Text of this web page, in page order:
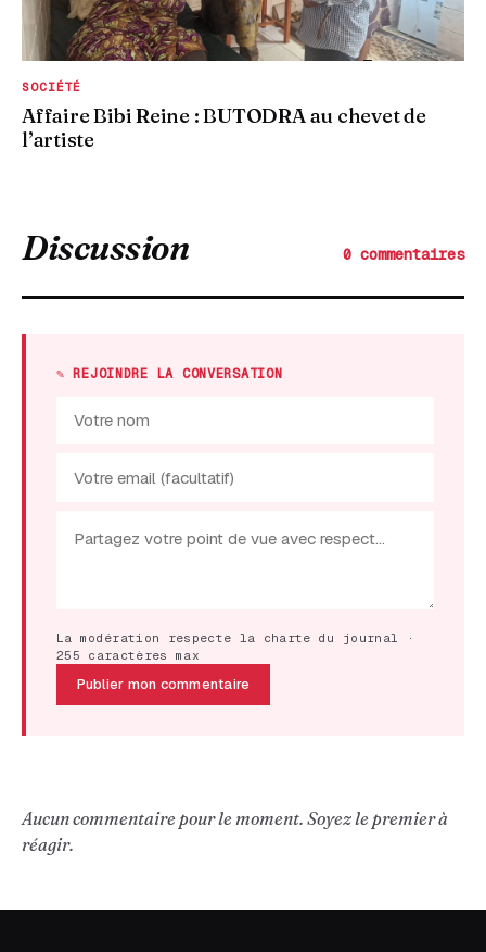
SOCIÉTÉ
Affaire Bibi Reine : BUTODRA au chevet de
l’artiste
Discussion 0 commentaires
✎ REJOINDRE LA CONVERSATION
La modération respecte la charte du journal ·
255 caractères max
Publier mon commentaire
Aucun commentaire pour le moment. Soyez le premier à
réagir.